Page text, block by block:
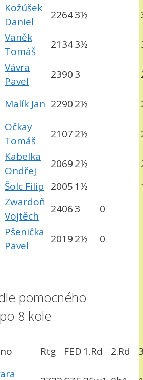
Kožúšek
Daniel
22643½
Vaněk
Tomáš
21343½
Vávra
Pavel
23903
Malík Jan 22902½
Očkay
Tomáš
21072½
Kabelka
Ondřej
20692½
Šolc Filip 20051½
Zwardoň
Vojtěch
24063 0
Pšenička
Pavel
20192½ 0
pomocného
8 kole
Rtg FED1.Rd 2.Rd